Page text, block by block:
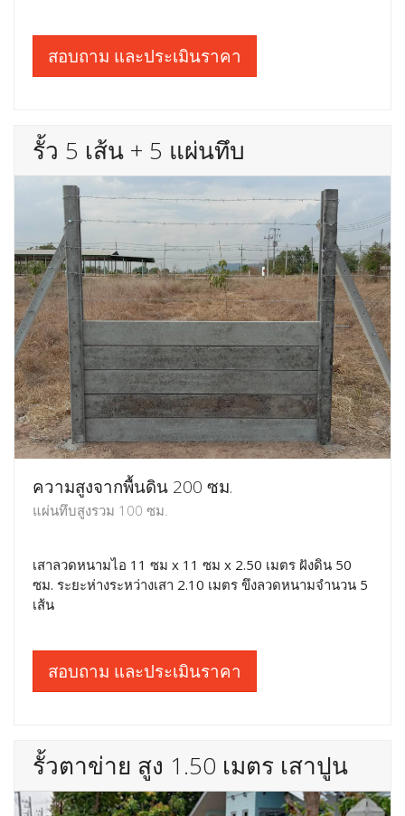
สอบถาม และประเมินราคา
รั้ว 5 เส้น + 5 แผ่นทึบ
ความสูงจากพื้นดิน 200 ซม.
แผ่นทึบสูงรวม 100 ซม.
เสาลวดหนามไอ 11 ซม x 11 ซม x 2.50 เมตร ฝังดิน 50
ซม. ระยะห่างระหว่างเสา 2.10 เมตร ขึงลวดหนามจำนวน 5
เส้น
สอบถาม และประเมินราคา
รั้วตาข่าย สูง 1.50 เมตร เสาปูน